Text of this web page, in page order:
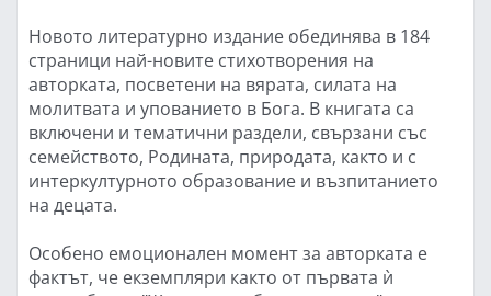
Новото литературно издание обединява в 184
страници най-новите стихотворения на
авторката, посветени на вярата, силата на
молитвата и упованието в Бога. В книгата са
включени и тематични раздели, свързани със
семейството, Родината, природата, както и с
интеркултурното образование и възпитанието
на децата.
Особено емоционален момент за авторката е
фактът, че екземпляри както от първата ѝ